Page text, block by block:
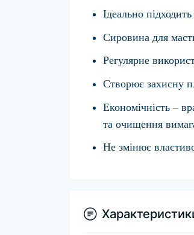
Ідеально
Сировина для
Регулярне
Створює захисну
Економічність –
та очищення
Не змінює